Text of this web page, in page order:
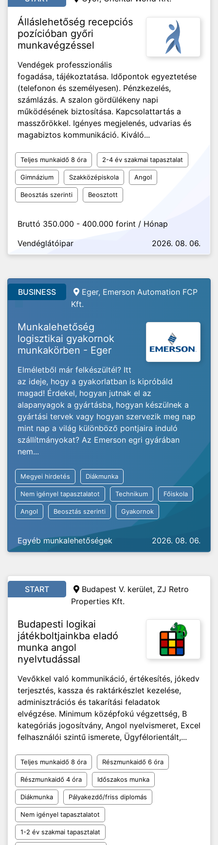
Álláslehetőség recepciós
pozícióban győri
munkavégzéssel
Vendégek professzionális
fogadása, tájékoztatása. Időpontok egyeztetése
(telefonon és személyesen). Pénzkezelés,
számlázás. A szalon gördülékeny napi
működésének biztosítása. Kapcsolattartás a
masszőrökkel. Igényes megjelenés, udvarias és
magabiztos kommunikáció. Kiváló...
Teljes munkaidő 8 óra 2-4 év szakmai tapasztalat
Gimnázium Szakközépiskola Angol
Beosztás szerinti Beosztott
Bruttó 350.000 - 400.000 forint / Hónap
Vendéglátóipar
2026. 08. 06.
BUSINESS
Eger, Emerson Automation FCP
Kft.
Munkalehetőség
logisztikai gyakornok
munkakörben - Eger
Elméletből már felkészültél? Itt
az ideje, hogy a gyakorlatban is kipróbáld
magad! Érdekel, hogyan jutnak el az
alapanyagok a gyártásba, hogyan készülnek a
gyártási tervek vagy hogyan szervezik meg nap
mint nap a világ különböző pontjaira induló
szállítmányokat? Az Emerson egri gyárában
nem...
Megyei hirdetés Diákmunka
Nem igényel tapasztalatot Technikum Főiskola
Angol Beosztás szerinti Gyakornok
Egyéb munkalehetőségek 2026. 08. 06.
START
Budapest V. kerület, ZJ Retro
Properties Kft.
Budapesti logikai
játékboltjainkba eladó
munka angol
nyelvtudással
Vevőkkel való kommunikáció, értékesítés, jókedv
terjesztés, kassza és raktárkészlet kezelése,
adminisztrációs és takarítási feladatok
elvégzése. Minimum középfokú végzettség, B
kategóriás jogosítvány, Angol nyelvismeret, Excel
felhasználói szintű ismerete, Ügyfélorientált,...
Teljes munkaidő 8 óra Részmunkaidő 6 óra
Részmunkaidő 4 óra Időszakos munka
Diákmunka Pályakezdő/friss diplomás
Nem igényel tapasztalatot
1-2 év szakmai tapasztalat